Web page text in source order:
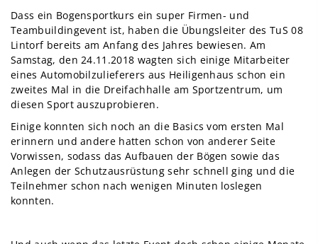
Dass ein Bogensportkurs ein super Firmen- und
Teambuildingevent ist, haben die Übungsleiter des TuS 08
Lintorf bereits am Anfang des Jahres bewiesen. Am
Samstag, den 24.11.2018 wagten sich einige Mitarbeiter
eines Automobilzulieferers aus Heiligenhaus schon ein
zweites Mal in die Dreifachhalle am Sportzentrum, um
diesen Sport auszuprobieren.
Einige konnten sich noch an die Basics vom ersten Mal
erinnern und andere hatten schon von anderer Seite
Vorwissen, sodass das Aufbauen der Bögen sowie das
Anlegen der Schutzausrüstung sehr schnell ging und die
Teilnehmer schon nach wenigen Minuten loslegen
konnten.